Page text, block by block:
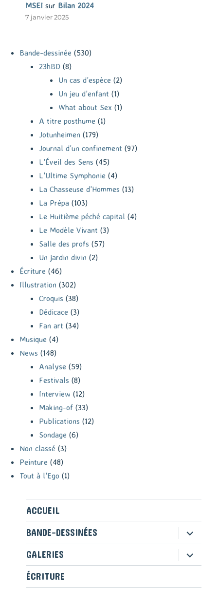
MSEI sur Bilan 2024
7 janvier 2025
Bande-dessinée (530)
23hBD (8)
Un cas d'espèce (2)
Un jeu d'enfant (1)
What about Sex (1)
A titre posthume (1)
Jotunheimen (179)
Journal d'un confinement (97)
L'Éveil des Sens (45)
L'Ultime Symphonie (4)
La Chasseuse d'Hommes (13)
La Prépa (103)
Le Huitième péché capital (4)
Le Modèle Vivant (3)
Salle des profs (57)
Un jardin divin (2)
Écriture (46)
Illustration (302)
Croquis (38)
Dédicace (3)
Fan art (34)
Musique (4)
News (148)
Analyse (59)
Festivals (8)
Interview (12)
Making-of (33)
Publications (12)
Sondage (6)
Non classé (3)
Peinture (48)
Tout à l'Ego (1)
ACCUEIL
BANDE-DESSINÉES
ouvrir
le
sous-
menu
GALERIES ouvrir
le
ÉCRITURE